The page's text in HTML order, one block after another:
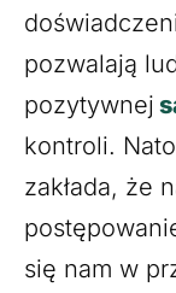
pozwalają
pozytywnej
kontroli.
zakłada, że
się nam w